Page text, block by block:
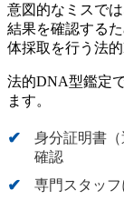
意図的なミスで
結果を確認する
体採取を行う法
法的DNA型鑑定
ます。
身分証明書
確認
専門スタッ